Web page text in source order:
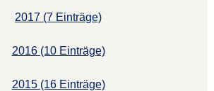
2017 (7 Einträge)
2016 (10 Einträge)
2015 (16 Einträge)